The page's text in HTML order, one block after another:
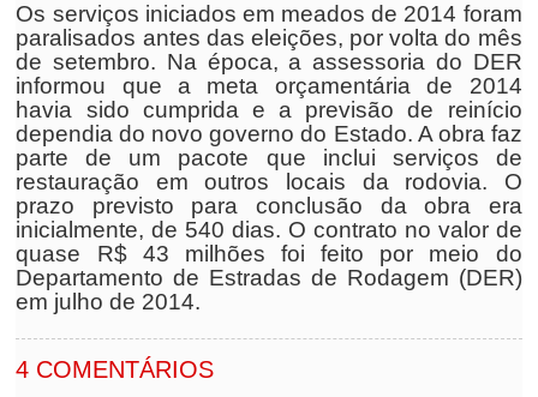
Os serviços iniciados em meados de 2014 foram
paralisados antes das eleições, por volta do mês
de setembro. Na época, a assessoria do DER
informou que a meta orçamentária de 2014
havia sido cumprida e a previsão de reinício
dependia do novo governo do Estado. A obra faz
parte de um pacote que inclui serviços de
restauração em outros locais da rodovia. O
prazo previsto para conclusão da obra era
inicialmente, de 540 dias. O contrato no valor de
quase R$ 43 milhões foi feito por meio do
Departamento de Estradas de Rodagem (DER)
em julho de 2014.
4 COMENTÁRIOS